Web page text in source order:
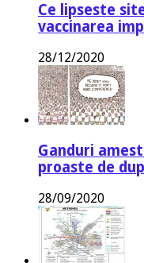
Ce lipseste
vaccinarea
28/12/2020
Ganduri
proaste de
28/09/2020